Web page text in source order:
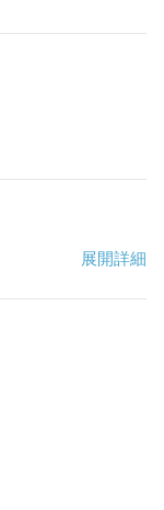
展開詳細